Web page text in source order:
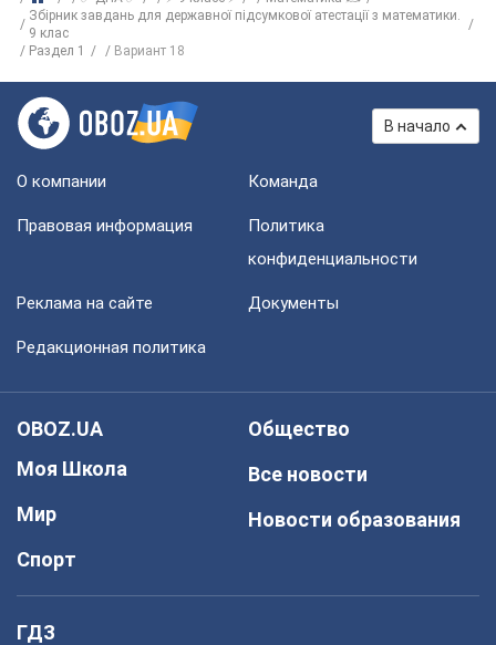
Збірник завдань для державної підсумкової атестації з математики.
9 клас
Раздел 1
Вариант 18
В начало
О компании Команда
Правовая информация
Политика
конфиденциальности
Реклама на сайте Документы
Редакционная политика
OBOZ.UA
Моя Школа
Мир
Спорт
Общество
Все новости
Новости образования
ГДЗ